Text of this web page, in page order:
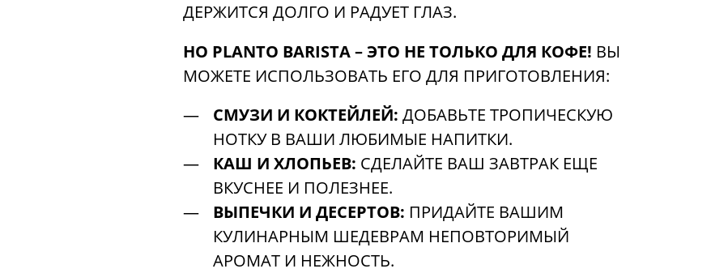
ДЕРЖИТСЯ ДОЛГО И РАДУЕТ ГЛАЗ.
НО PLANTO BARISTA – ЭТО НЕ ТОЛЬКО ДЛЯ КОФЕ! ВЫ
МОЖЕТЕ ИСПОЛЬЗОВАТЬ ЕГО ДЛЯ ПРИГОТОВЛЕНИЯ:
СМУЗИ И КОКТЕЙЛЕЙ: ДОБАВЬТЕ ТРОПИЧЕСКУЮ
НОТКУ В ВАШИ ЛЮБИМЫЕ НАПИТКИ.
КАШ И ХЛОПЬЕВ: СДЕЛАЙТЕ ВАШ ЗАВТРАК ЕЩЕ
ВКУСНЕЕ И ПОЛЕЗНЕЕ.
ВЫПЕЧКИ И ДЕСЕРТОВ: ПРИДАЙТЕ ВАШИМ
КУЛИНАРНЫМ ШЕДЕВРАМ НЕПОВТОРИМЫЙ
АРОМАТ И НЕЖНОСТЬ.